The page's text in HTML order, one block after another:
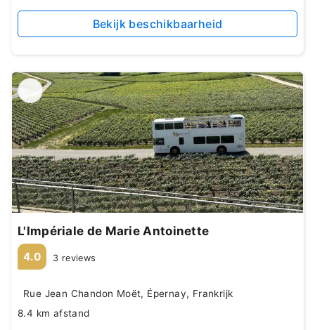
Bekijk beschikbaarheid
L'Impériale de Marie Antoinette
4.0 3 reviews
Rue Jean Chandon Moët, Épernay, Frankrijk
8.4 km afstand